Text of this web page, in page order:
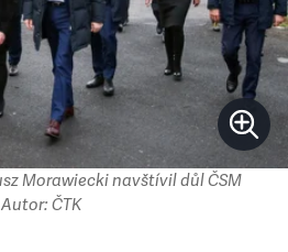
Morawiecki navštívil důl ČSM
Autor: ČTK